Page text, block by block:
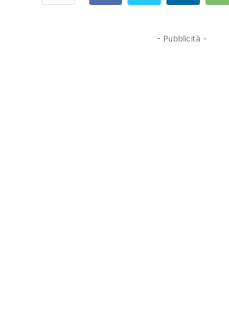
- Pubblicità -